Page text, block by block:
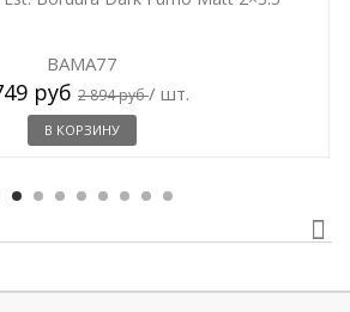
BAMA77
руб 2 894 руб/ шт.
В КОРЗИНУ